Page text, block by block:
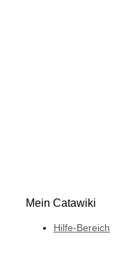
Mein Catawiki
Hilfe-Bereich